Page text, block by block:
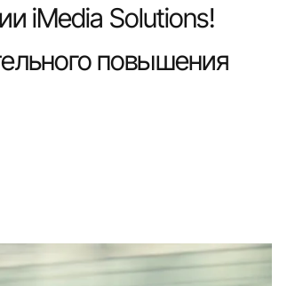
iMedia Solutions!
повышения